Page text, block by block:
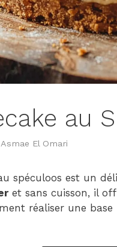
au
Asmae El Omari
spéculoos est un
et sans cuisson, il
réaliser une